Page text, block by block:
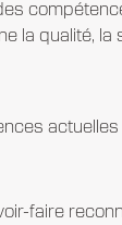
la qualité,
faire